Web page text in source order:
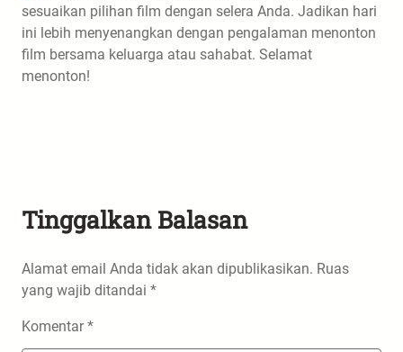
sesuaikan pilihan film dengan selera Anda. Jadikan hari
ini lebih menyenangkan dengan pengalaman menonton
film bersama keluarga atau sahabat. Selamat
menonton!
Tinggalkan Balasan
Alamat email Anda tidak akan dipublikasikan. Ruas
yang wajib ditandai *
Komentar*